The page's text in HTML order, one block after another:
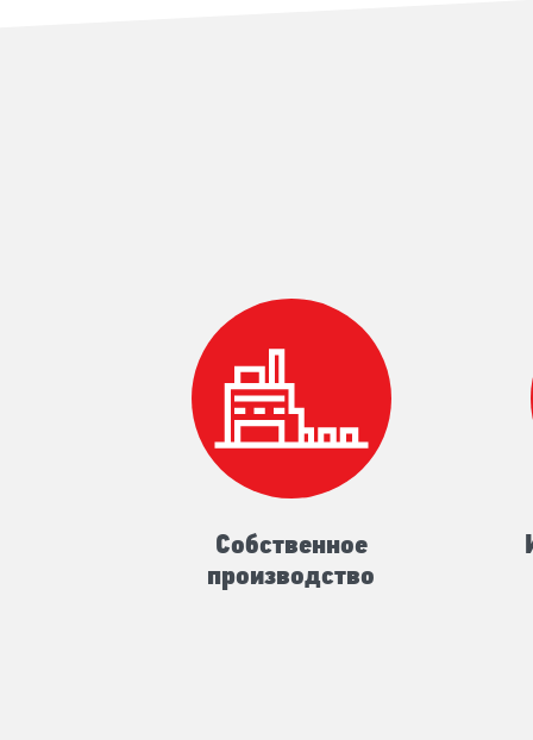
Собственное
производство